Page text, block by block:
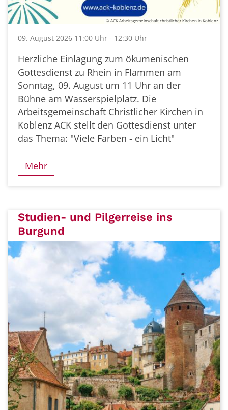
© ACK Arbeitsgemeinschaft christlicher Kirchen in Koblenz
09. August 2026 11:00 Uhr - 12:30 Uhr
Herzliche Einlagung zum ökumenischen
Gottesdienst zu Rhein in Flammen am
Sonntag, 09. August um 11 Uhr an der
Bühne am Wasserspielplatz. Die
Arbeitsgemeinschaft Christlicher Kirchen in
Koblenz ACK stellt den Gottesdienst unter
das Thema: "Viele Farben - ein Licht"
Mehr
Studien- und Pilgerreise ins
Burgund